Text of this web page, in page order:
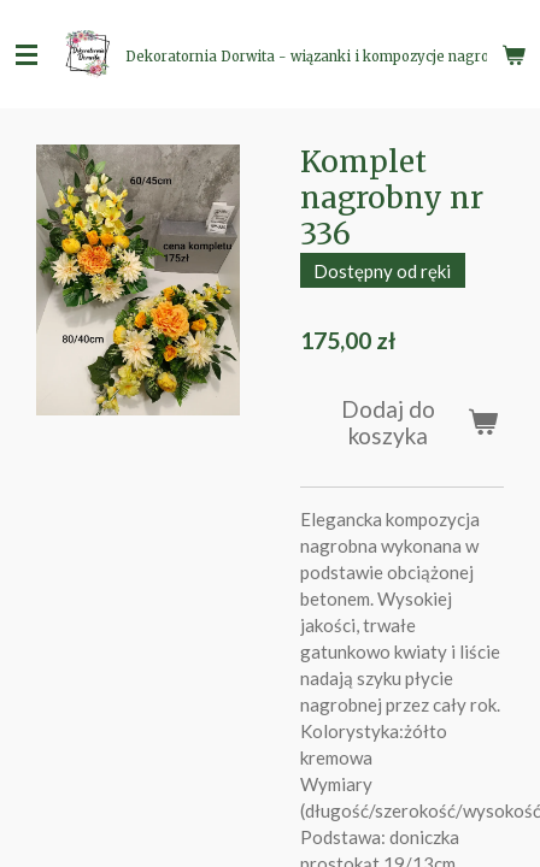
do
głównej
Dekoratornia Dorwita - wiązanki i kompozycje nagrobne
Komplet
nagrobny nr
336
Dostępny od ręki
175,00 zł
Dodaj do
koszyka
Elegancka kompozycja
nagrobna wykonana w
podstawie obciążonej
betonem. Wysokiej
jakości, trwałe
gatunkowo kwiaty i liście
nadają szyku płycie
nagrobnej przez cały rok.
Kolorystyka:żółto
kremowa
Wymiary
(długość/szerokość/
Podstawa: doniczka